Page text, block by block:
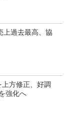
上過去最高、協
方修正、好調
強化へ